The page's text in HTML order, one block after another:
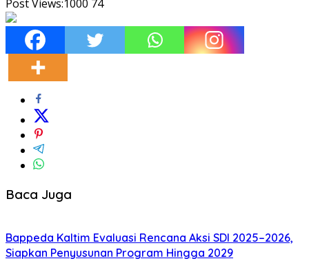
Post Views:1000 74
Baca Juga
Bappeda Kaltim Evaluasi Rencana Aksi SDI 2025–2026,
Siapkan Penyusunan Program Hingga 2029